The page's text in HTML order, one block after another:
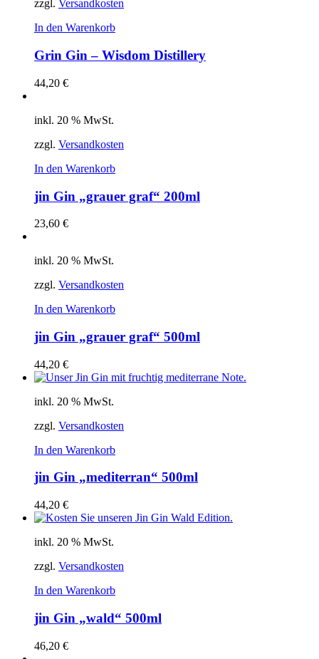
zzgl. Versandkosten
In den Warenkorb
Grin Gin – Wisdom Distillery
44,20 €
inkl. 20 % MwSt.
zzgl. Versandkosten
In den Warenkorb
jin Gin „grauer graf“ 200ml
23,60 €
inkl. 20 % MwSt.
zzgl. Versandkosten
In den Warenkorb
jin Gin „grauer graf“ 500ml
44,20 €
inkl. 20 % MwSt.
zzgl. Versandkosten
In den Warenkorb
jin Gin „mediterran“ 500ml
44,20 €
inkl. 20 % MwSt.
zzgl. Versandkosten
In den Warenkorb
jin Gin „wald“ 500ml
46,20 €